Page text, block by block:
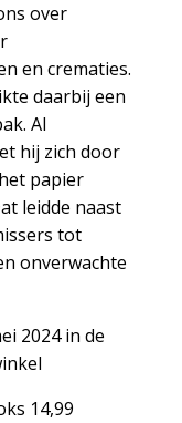
over
en crematies.
daarbij een
Al
hij zich door
papier
leidde naast
tot
onverwachte
2024 in de
14,99